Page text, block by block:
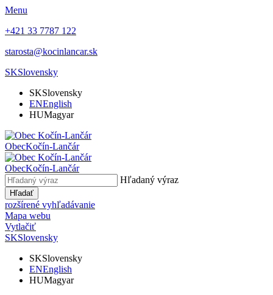
Menu
+421 33 7787 122
starosta@kocinlancar.sk
SKSlovensky
SKSlovensky
ENEnglish
HUMagyar
ObecKočín-Lančár
ObecKočín-Lančár
Hľadaný výraz
Hľadať
rozšírené vyhľadávanie
Mapa webu
Vytlačiť
SKSlovensky
SKSlovensky
ENEnglish
HUMagyar